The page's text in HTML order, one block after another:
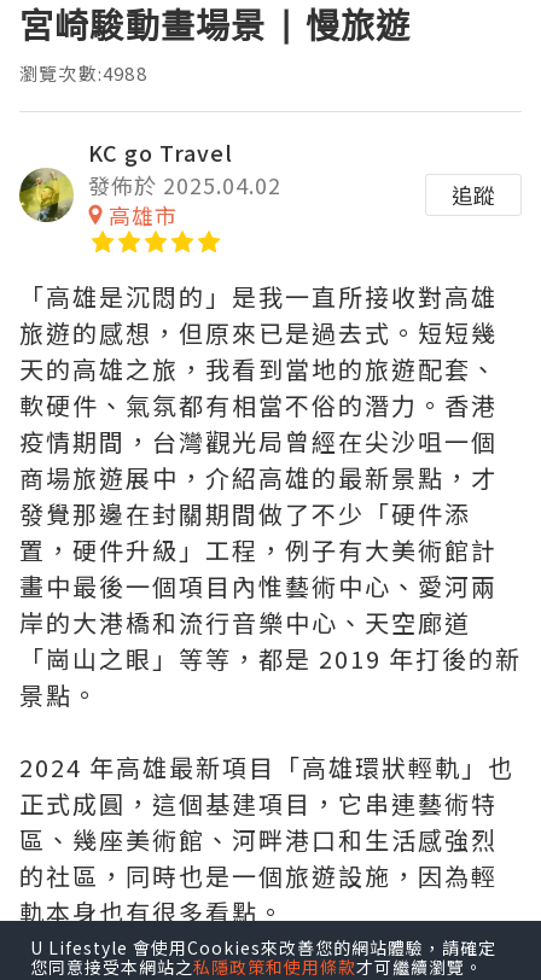
宮崎駿動畫場景 | 慢旅遊
瀏覽次數:4988
KC go Travel
發佈於 2025.04.02
高雄市
追蹤
「高雄是沉悶的」是我一直所接收對高雄
旅遊的感想，但原來已是過去式。短短幾
天的高雄之旅，我看到當地的旅遊配套、
軟硬件、氣氛都有相當不俗的潛力。香港
疫情期間，台灣觀光局曾經在尖沙咀一個
商場旅遊展中，介紹高雄的最新景點，才
發覺那邊在封關期間做了不少「硬件添
置，硬件升級」工程，例子有大美術館計
畫中最後一個項目內惟藝術中心、愛河兩
岸的大港橋和流行音樂中心、天空廊道
「崗山之眼」等等，都是 2019 年打後的新
景點。
2024 年高雄最新項目「高雄環狀輕軌」也
正式成圓，這個基建項目，它串連藝術特
區、幾座美術館、河畔港口和生活感強烈
的社區，同時也是一個旅遊設施，因為輕
軌本身也有很多看點。
U Lifestyle 會使用Cookies來改善您的網站體驗，請確定
您同意接受本網站之私隱政策和使用條款才可繼續瀏覽。